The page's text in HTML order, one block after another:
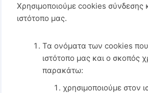
Χρησιμοποιούμε cookies σύνδεσης
ιστότοπο μας.
Τα ονόματα των cookies
ιστότοπο μας και ο σκοπός
παρακάτω:
χρησιμοποιούμε στον